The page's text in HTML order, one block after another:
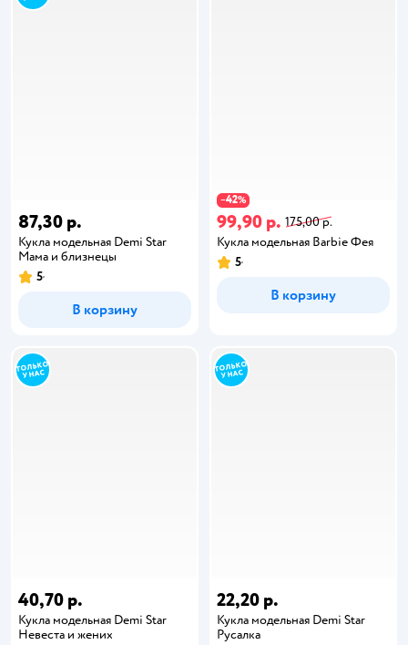
87,30 р.
Кукла модельная Demi Star
Мама и близнецы
5
В корзину
−42%
99,90 р. 175,00 р.
Кукла модельная Barbie Фея
5
В корзину
40,70 р.
Кукла модельная Demi Star
Невеста и жених
22,20 р.
Кукла модельная Demi Star
Русалка